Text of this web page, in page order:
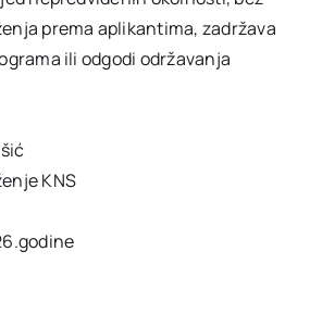
prema aplikantima, zadržava
ili odgodi održavanja
KNS